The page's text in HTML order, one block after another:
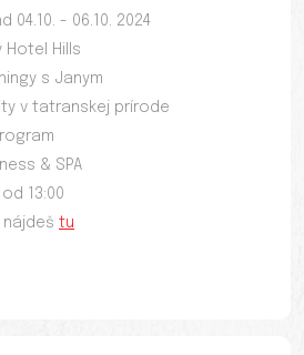
04.10. - 06.10. 2024
Hotel Hills
s Janym
v tatranskej prírode
& SPA
13:00
tu